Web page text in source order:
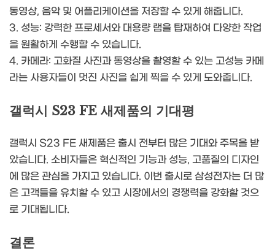
동영상, 음악 및 어플리케이션을 저장할 수 있게 해줍니다.
3. 성능: 강력한 프로세서와 대용량 램을 탑재하여 다양한 작업
을 원활하게 수행할 수 있습니다.
4. 카메라: 고화질 사진과 동영상을 촬영할 수 있는 고성능 카메
라는 사용자들이 멋진 사진을 쉽게 찍을 수 있게 도와줍니다.
갤럭시 S23 FE 새제품의 기대평
갤럭시 S23 FE 새제품은 출시 전부터 많은 기대와 주목을 받
았습니다. 소비자들은 혁신적인 기능과 성능, 고품질의 디자인
에 많은 관심을 가지고 있습니다. 이번 출시로 삼성전자는 더 많
은 고객들을 유치할 수 있고 시장에서의 경쟁력을 강화할 것으
로 기대됩니다.
결론